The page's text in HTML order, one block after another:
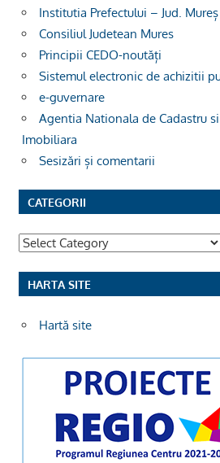
Institutia Prefectului – Jud. Mureș
Consiliul Judetean Mures
Principii CEDO-noutăți
Sistemul electronic de achizitii
e-guvernare
Agentia Nationala de Cadastru
Imobiliara
Sesizări și comentarii
CATEGORII
Categorii
HARTA SITE
Hartă site